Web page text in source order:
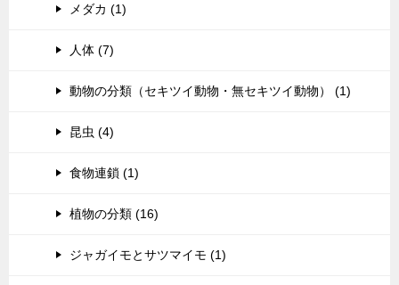
メダカ (1)
人体 (7)
動物の分類（セキツイ動物・無セキツイ動物） (1)
昆虫 (4)
食物連鎖 (1)
植物の分類 (16)
ジャガイモとサツマイモ (1)